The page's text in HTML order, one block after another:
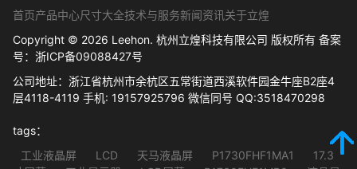
首页产品中心尺寸大全技术与服务新闻资讯关于立煌
Copyright © 2026 Leehon. 杭州立煌科技有限公司 版权所有 备案
号： 浙ICP备09088427号
公司地址：浙江省杭州市余杭区五常街道西溪软件园金牛座B2座4
层4118-4119 手机: 19157925796 微信同号 QQ:3518470298
tags：
工业液晶屏
LCD 天马液晶屏 P1730FHF1MA1
17.3